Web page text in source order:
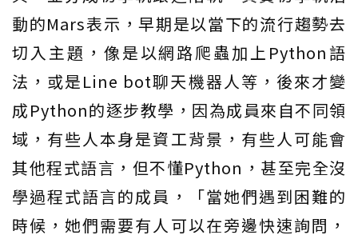
動的Mars表示，早期是以當下的流行趨勢去
切入主題，像是以網路爬蟲加上Python語
法，或是Line bot聊天機器人等，後來才變
成Python的逐步教學，因為成員來自不同領
域，有些人本身是資工背景，有些人可能會
其他程式語言，但不懂Python，甚至完全沒
學過程式語言的成員，「當她們遇到困難的
時候，她們需要有人可以在旁邊快速詢問，